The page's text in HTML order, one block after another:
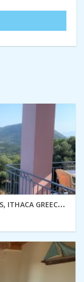
A
LEKA HOME FOR RENT IN STAVROS, ITHACA GREECE IDMVR011STA